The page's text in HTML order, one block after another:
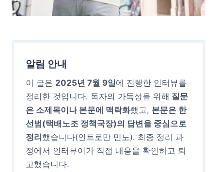
알림 안내
이 글은 2025년 7월 9일에 진행한 인터뷰를
정리한 것입니다. 독자의 가독성을 위해 질문
은 소제목이나 본문에 맥락화했고, 본문은 한
선범(택배노조 정책국장)의 답변을 중심으로
정리했습니다(인트로만 민노). 최종 정리 과
정에서 인터뷰이가 직접 내용을 확인하고 퇴
고했습니다.